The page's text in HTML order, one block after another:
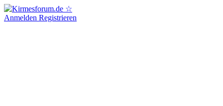
Anmelden Registrieren